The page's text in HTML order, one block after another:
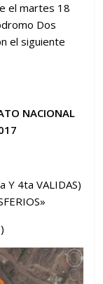
el martes 18
Dos
el siguiente
NACIONAL
Y 4ta VALIDAS)